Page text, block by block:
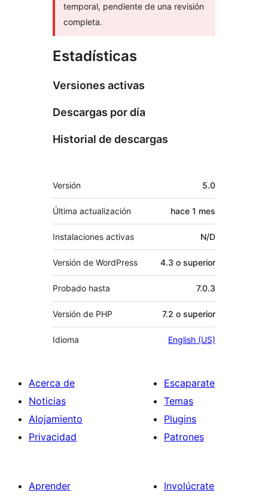
temporal, pendiente de una revisión
completa.
Estadísticas
Versiones activas
Descargas por día
Historial de descargas
Meta
Versión 5.0
Última actualización hace 1 mes
Instalaciones activas N/D
Versión de WordPress 4.3 o superior
Probado hasta 7.0.3
Versión de PHP 7.2 o superior
Idioma English (US)
Acerca de
Noticias
Alojamiento
Privacidad
Escaparate
Temas
Plugins
Patrones
Aprender
Involúcrate